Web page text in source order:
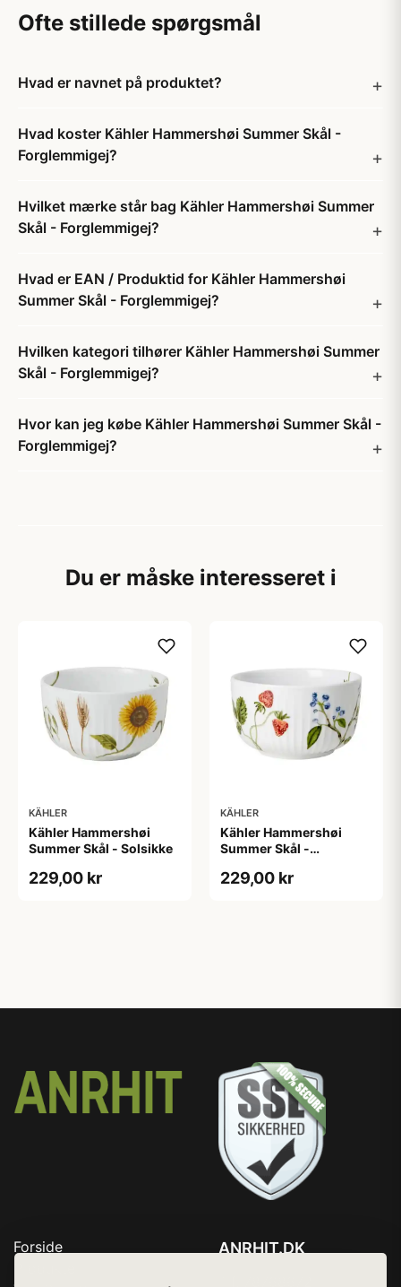
Ofte stillede spørgsmål
Hvad er navnet på produktet?
Hvad koster Kähler Hammershøi Summer Skål -
Forglemmigej?
Hvilket mærke står bag Kähler Hammershøi Summer
Skål - Forglemmigej?
Hvad er EAN / Produktid for Kähler Hammershøi
Summer Skål - Forglemmigej?
Hvilken kategori tilhører Kähler Hammershøi Summer
Skål - Forglemmigej?
Hvor kan jeg købe Kähler Hammershøi Summer Skål -
Forglemmigej?
Du er måske interesseret i
KÄHLER
Kähler Hammershøi
Summer Skål - Solsikke
229,00 kr
KÄHLER
Kähler Hammershøi
Summer Skål -
229,00 kr
Forside
ANRHIT.DK